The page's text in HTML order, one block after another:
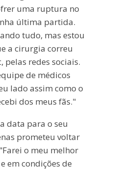
uma ruptura no
última partida.
tudo, mas estou
a cirurgia correu
pelas redes sociais.
de médicos
lado assim como o
dos meus fãs."
data para o seu
prometeu voltar
o meu melhor
em condições de